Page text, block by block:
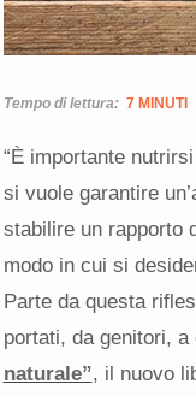
Tempo di lettura: 7 MINUTI
“È importante
si vuole garantire
stabilire un rapporto
modo in cui si
Parte da questa
portati, da genitori,
naturale”, il nuovo